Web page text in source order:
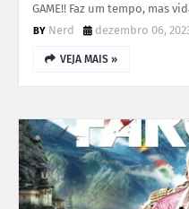
GAME!! Faz um tempo, mas
Nerd
dezembro 06,
VEJA MAIS »